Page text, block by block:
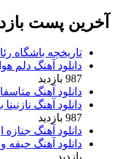
آخرین پست
تاریخچه باشگاه
دانلود آهنگ دلم
987 بازدید
دانلود آهنگ
دانلود آهنگ
987 بازدید
دانلود آهنگ
دانلود آهنگ حیفه